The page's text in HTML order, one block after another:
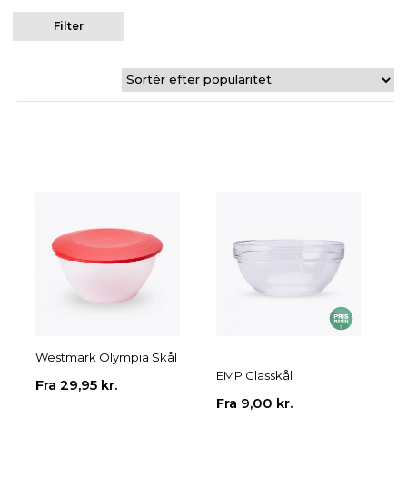
Filter
Westmark Olympia Skål
Fra29,95 kr.
EMP Glasskål
Fra 9,00 kr.